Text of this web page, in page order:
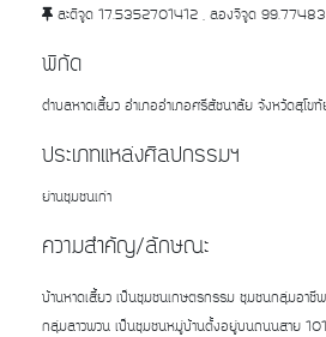
ละติจูด 17.5352701412 , ลองจิจูด
พิกัด
ตำบลหาดเสี้ยว อำเภออำเภอศรีสัชนาลัย จังหวัดสุ
ประเภทแหล่งศิลปกรรมฯ
ย่านชุมชนเก่า
ความสำคัญ/ลักษณะ
บ้านหาดเสี้ยว เป็นชุมชนเกษตรกรรม ชุมชนกลุ่มอาชี
กลุ่มลาวพวน เป็นชุมชนหมู่บ้านตั้งอยู่บนถนนสาย